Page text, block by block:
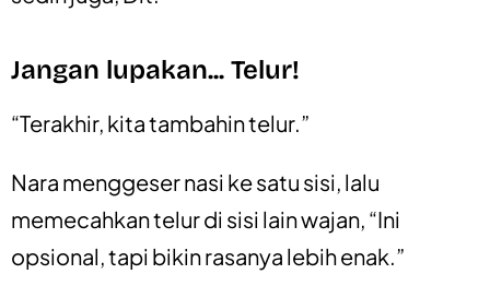
Jangan lupakan... Telur!
“Terakhir, kita tambahin telur.”
Nara menggeser nasi ke satu sisi, lalu
memecahkan telur di sisi lain wajan, “Ini
opsional, tapi bikin rasanya lebih enak.”